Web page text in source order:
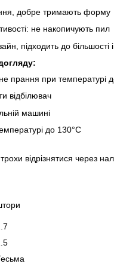
добре тримають форму
не накопичують пил
підходить до більшості
прання при температурі
відбілювач
машині
до 130°C
відрізнятися через